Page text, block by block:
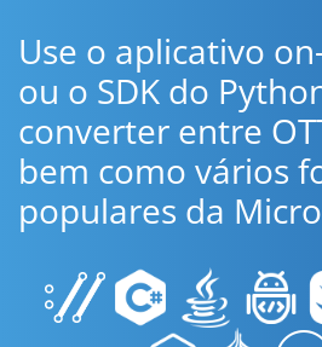
Use o aplicativo
ou o SDK do
converter entre
bem como vários
populares da